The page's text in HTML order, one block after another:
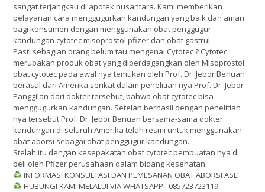
sangat terjangkau di apotek nusantara. Kami memberikan
pelayanan cara menggugurkan kandungan yang baik dan aman
bagi konsumen dengan menggunakan obat penggugur
kandungan cytotec misoprostol pfizer dan obat gastrul.
Pasti sebagian orang belum tau mengenai Cytotec ? Cytotec
merupakan produk obat yang diperdagangkan oleh Misoprostol
obat cytotec pada awal nya temukan oleh Prof. Dr. Jebor Benuan
berasal dari Amerika serikat dalam penelitian nya Prof. Dr. Jebor
Panggilan dari dokter tersebut, bahwa obat cytotec bisa
menggugurkan kandungan. Setelah berhasil dengan penelitian
nya tersebut Prof. Dr. Jebor Benuan bersama-sama dokter
kandungan di seluruh Amerika telah resmi untuk menggunakan
obat aborsi sebagai obat penggugur kandungan.
Stelah itu dengan kesepakatan obat cytotec pembuatan nya di
beli oleh Pfizer perusahaan dalam bidang kesehatan.
INFORMASI KONSULTASI DAN PEMESANAN OBAT ABORSI ASLI
HUBUNGI KAMI MELALUI VIA WHATSAPP : 085723723119